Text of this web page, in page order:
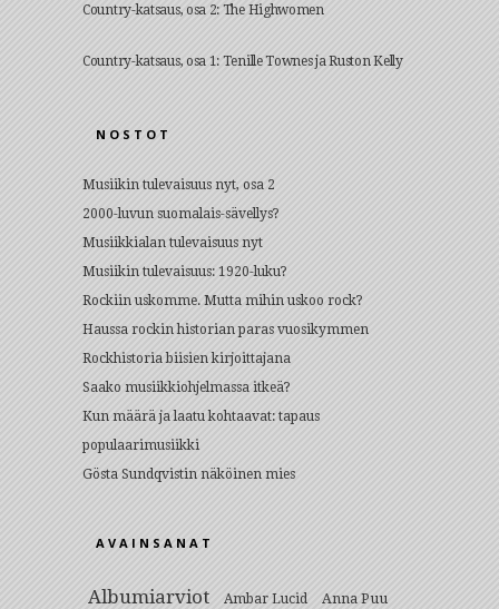
Country-katsaus, osa 2: The Highwomen
Country-katsaus, osa 1: Tenille Townes ja Ruston Kelly
NOSTOT
Musiikin tulevaisuus nyt, osa 2
2000-luvun suomalais-sävellys?
Musiikkialan tulevaisuus nyt
Musiikin tulevaisuus: 1920-luku?
Rockiin uskomme. Mutta mihin uskoo rock?
Haussa rockin historian paras vuosikymmen
Rockhistoria biisien kirjoittajana
Saako musiikkiohjelmassa itkeä?
Kun määrä ja laatu kohtaavat: tapaus
populaarimusiikki
Gösta Sundqvistin näköinen mies
AVAINSANAT
Albumiarviot Ambar Lucid Anna Puu